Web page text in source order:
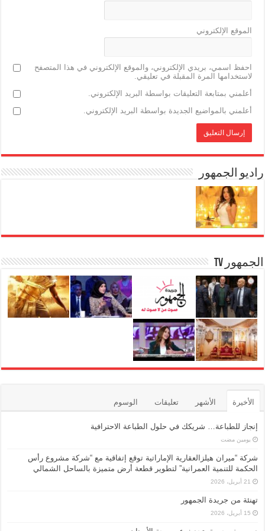
الموقع الإلكتروني
احفظ اسمي، بريدي الإلكتروني، والموقع الإلكتروني في هذا المتصفح
لاستخدامها المرة المقبلة في تعليقي.
أعلمني بمتابعة التعليقات بواسطة البريد الإلكتروني.
أعلمني بالمواضيع الجديدة بواسطة البريد الإلكتروني.
راديو الجمهور
الجمهور TV
الأخيرة الأشهر تعليقات الوسوم
إنجاز للطباعة… شريكك في حلول الطباعة الاحترافية
‏يومين مضت
شركة “ميران هيلزالعقارية الإماراتية توقع إتفاقية مع “شركة مشروع رأس
الحكمة للتنمية العمرانية” لتطوير قطعة أرض متميزة بالساحل الشمالي
21 أبريل، 2026
تهنئة من جريدة الجمهور
15 أبريل، 2026